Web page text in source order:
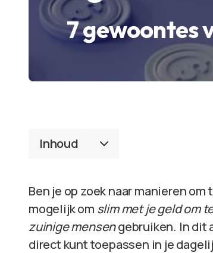
7 gewoontes
Inhoud
Ben je op zoek naar manieren
mogelijk om slim met je geld om
zuinige mensengebruiken. In dit
direct kunt toepassen in je